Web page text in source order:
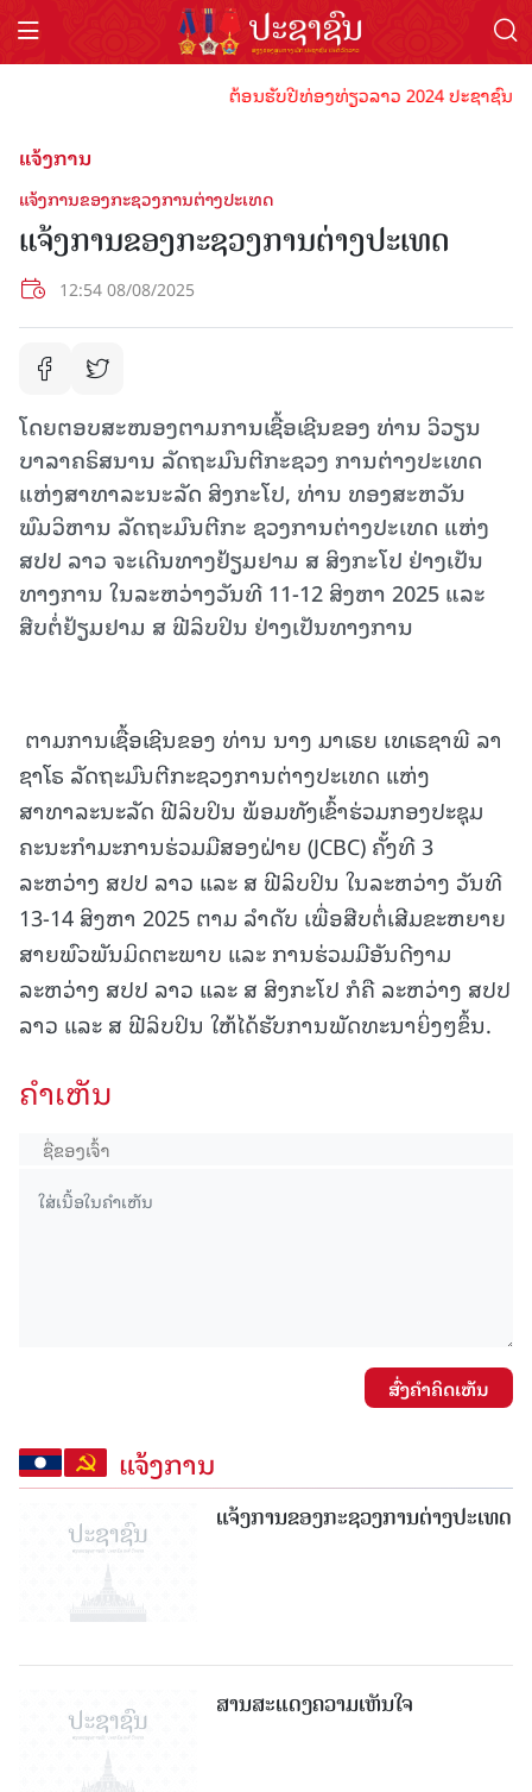
ຕ້ອນຮັບປີທ່ອງທ່ຽວລາວ 2024 ປະຊາຊົນ
ແຈ້ງການ
ແຈ້ງການຂອງກະຊວງການຕ່າງປະເທດ
ແຈ້ງການຂອງກະຊວງການຕ່າງປະເທດ
12:54 08/08/2025
ໂດຍຕອບສະໜອງຕາມການເຊື້ອເຊີນຂອງ ທ່ານ ວິວຽນ
ບາລາຄຣິສນານ ລັດຖະມົນຕີກະຊວງ ການຕ່າງປະເທດ
ແຫ່ງສາທາລະນະລັດ ສິງກະໂປ, ທ່ານ ທອງສະຫວັນ
ພົມວິຫານ ລັດຖະມົນຕີກະ ຊວງການຕ່າງປະເທດ ແຫ່ງ
ສປປ ລາວ ຈະເດີນທາງຢ້ຽມຢາມ ສ ສິງກະໂປ ຢ່າງເປັນ
ທາງການ ໃນລະຫວ່າງວັນທີ 11-12 ສິງຫາ 2025 ແລະ
ສືບຕໍ່ຢ້ຽມຢາມ ສ ຟີລິບປິນ ຢ່າງເປັນທາງການ
ຕາມການເຊື້ອເຊີນຂອງ ທ່ານ ນາງ ມາເຣຍ ເທເຣຊາພີ ລາ
ຊາໂຣ ລັດຖະມົນຕີກະຊວງການຕ່າງປະເທດ ແຫ່ງ
ສາທາລະນະລັດ ຟີລິບປິນ ພ້ອມທັງເຂົ້າຮ່ວມກອງປະຊຸມ
ຄະນະກຳມະການຮ່ວມມືສອງຝ່າຍ (JCBC) ຄັ້ງທີ 3
ລະຫວ່າງ ສປປ ລາວ ແລະ ສ ຟີລິບປິນ ໃນລະຫວ່າງ ວັນທີ
13-14 ສິງຫາ 2025 ຕາມ ລໍາດັບ ເພື່ອສືບຕໍ່ເສີມຂະຫຍາຍ
ສາຍພົວພັນມິດຕະພາບ ແລະ ການຮ່ວມມືອັນດີງາມ
ລະຫວ່າງ ສປປ ລາວ ແລະ ສ ສິງກະໂປ ກໍຄື ລະຫວ່າງ ສປປ
ລາວ ແລະ ສ ຟີລິບປິນ ໃຫ້ໄດ້ຮັບການພັດທະນາຍິ່ງໆຂຶ້ນ.
ຄໍາເຫັນ
ສົ່ງຄໍາຄິດເຫັນ
ແຈ້ງການ
ແຈ້ງການຂອງກະຊວງການຕ່າງປະເທດ
ສານສະແດງຄວາມເຫັນໃຈ